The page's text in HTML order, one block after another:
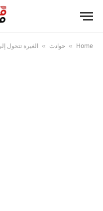
Home
» حوادث » الغيرة تتحول